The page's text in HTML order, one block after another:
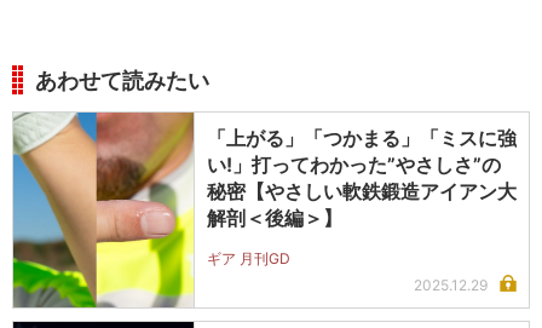
あわせて読みたい
「上がる」「つかまる」「ミスに強
い!」打ってわかった”やさしさ”の
秘密【やさしい軟鉄鍛造アイアン大
解剖＜後編＞】
ギア 月刊GD
2025.12.29